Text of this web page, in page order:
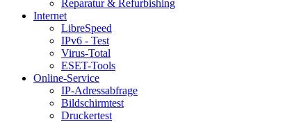
Reparatur & Refurbishing
Internet
LibreSpeed
IPv6 - Test
Virus-Total
ESET-Tools
Online-Service
IP-Adressabfrage
Bildschirmtest
Druckertest